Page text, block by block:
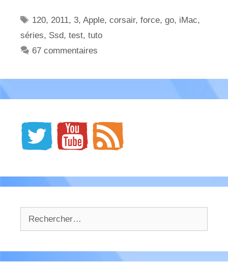
Étiquettes
120,2011,3,Apple,corsair,force,go, iMac,
séries, Ssd, test, tuto
67 commentaires